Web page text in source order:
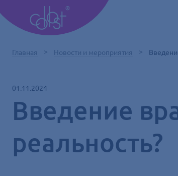
Главная Новости и мероприятия
01.11.2024
Введение
реальность?